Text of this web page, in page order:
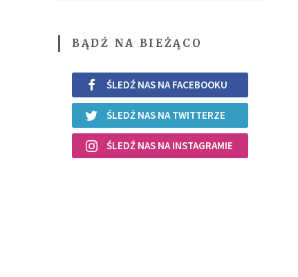
BĄDŹ NA BIEŻĄCO
ŚLEDŹ NAS NA FACEBOOKU
ŚLEDŹ NAS NA TWITTERZE
ŚLEDŹ NAS NA INSTAGRAMIE